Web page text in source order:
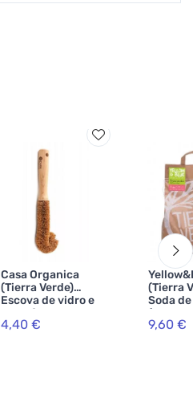
Casa Organica
(Tierra Verde)
Escova de vidro e
garrafa com cabo
- feita de cairo e
4,40 €
(Tierra
Soda
(saco
para a
9,60 €